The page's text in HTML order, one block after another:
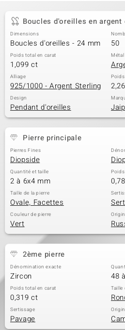
Boucles d'oreilles en
Dimensions
Boucles d'oreilles - 24 mm 50
Poids total en carat
1,099 ct
Alliage
925/1000 - Argent Sterling
Design
Pendant d'oreilles
Pierre principale
Pierres Fines
Diopside
Quantité et taille
2 à 6x4 mm
Taille de la pierre
Ovale, Facettes
Couleur de pierre
Vert
2ème pierre
Dénomination exacte
Zircon 48
Poids total en carat
0,319 ct
Taille
Sertissage
Pavage